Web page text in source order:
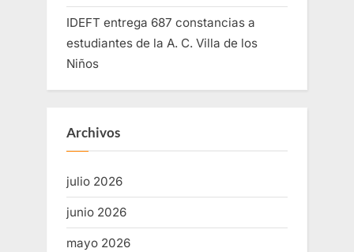
IDEFT entrega 687 constancias a
estudiantes de la A. C. Villa de los
Niños
Archivos
julio 2026
junio 2026
mayo 2026